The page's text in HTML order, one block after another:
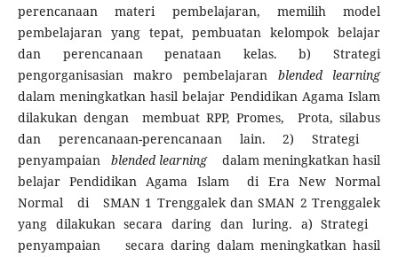
perencanaan materi pembelajaran, memilih model
pembelajaran yang tepat, pembuatan kelompok belajar
dan perencanaan penataan kelas. b) Strategi
pengorganisasian makro pembelajaran blended learning
dalam meningkatkan hasil belajar Pendidikan Agama Islam
dilakukan dengan membuat RPP, Promes, Prota, silabus
dan perencanaan-perencanaan lain. 2) Strategi
penyampaianblended learning
dalam meningkatkan hasil
belajar Pendidikan Agama Islam di Era New Normal
Normal di SMAN 1 Trenggalek dan SMAN 2 Trenggalek
yang dilakukan secara daring dan luring. a) Strategi
penyampaian
secara daring dalam meningkatkan hasil